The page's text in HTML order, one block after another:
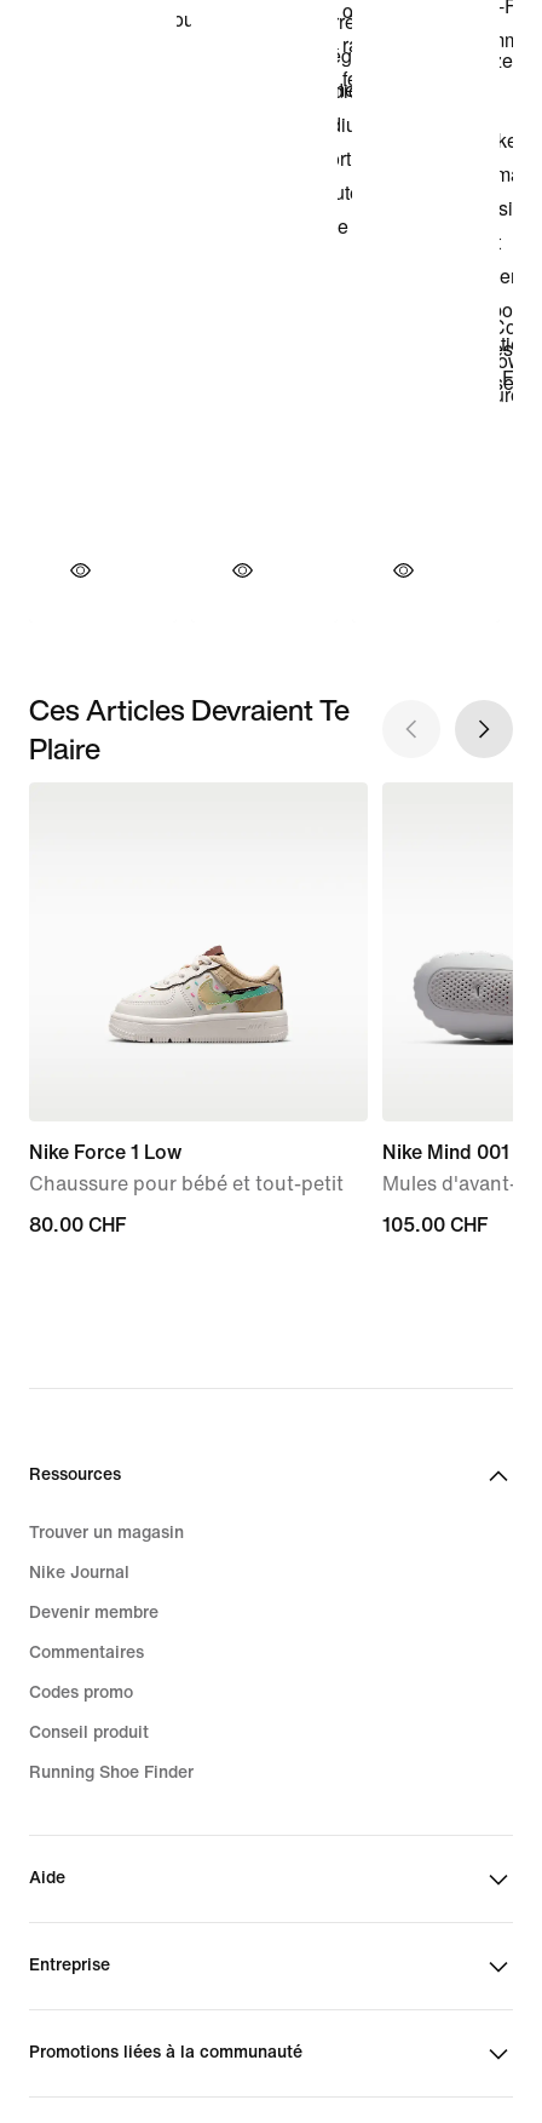
Ces Articles Devraient Te
Plaire
Nike Force 1 Low
Chaussure pour bébé et tout-petit
80.00 CHF
80.00 CHF
Nike Mind 001
Mules d'avant-
105.00 CHF
105.00 CHF
Ressources
Trouver un magasin
Nike Journal
Devenir membre
Commentaires
Codes promo
Conseil produit
Running Shoe Finder
Aide
Entreprise
Promotions liées à la communauté